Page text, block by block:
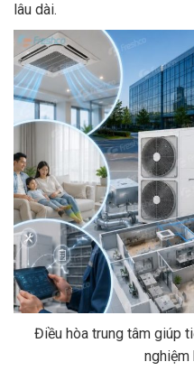
lâu dài.
Điều hòa trung tâm giúp
nghiệm